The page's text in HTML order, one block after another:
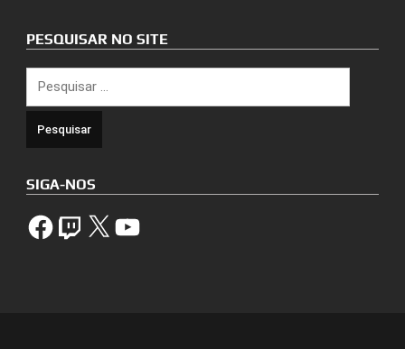
PESQUISAR NO SITE
por:
SIGA-NOS
FacebookTwitch X YouTube